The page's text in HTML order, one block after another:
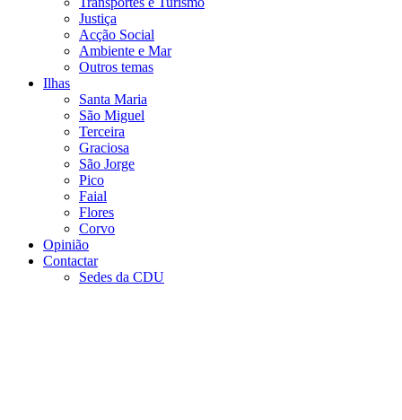
Justiça
Acção Social
Ambiente e Mar
Outros temas
Ilhas
Santa Maria
São Miguel
Terceira
Graciosa
São Jorge
Pico
Faial
Flores
Corvo
Opinião
Contactar
Sedes da CDU